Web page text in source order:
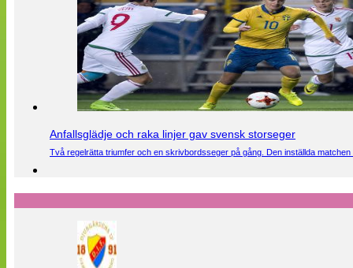
Anfallsglädje och raka linjer gav svensk storseger
Två regelrätta triumfer och en skrivbordsseger på gång. Den inställda